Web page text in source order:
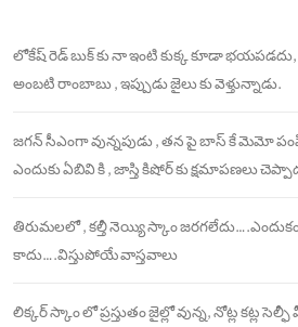
లోకేష్ రెడ్ బుక్ కు నా ఇంటి కుక్క కూడా
అంబటి రాంబాబు , ఇప్పుడు జైలు కు వెళ్తున్నాడు.
జగన్ సీఎంగా వున్నపుడు , తన పై బాస్ కే మెమో
ఎందుకు ఏబివి కి , జాస్తి కిషోర్ కు క్షమాపణలు
తిరుమలలో , కల్తీ నెయ్యి స్కాం
కాదు….విస్తుపోయే వాస్తవాలు
లిక్కర్ స్కాం లో ప్రస్తుతం జైల్లో వున్న, నోట్ల